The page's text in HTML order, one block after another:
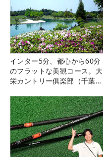
インター5分、都心から60分
のフラットな美観コース。大
栄カントリー俱楽部（千葉